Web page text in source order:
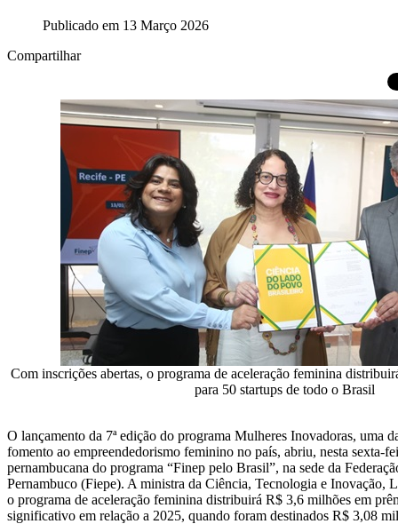
Publicado em 13 Março 2026
Compartilhar
Com inscrições abertas, o programa de aceleração feminina
para 50 startups de todo o Brasil
O lançamento da 7ª edição do programa Mulheres Inovadoras, uma
fomento ao empreendedorismo feminino no país, abriu, nesta sexta-
pernambucana do programa “Finep pelo Brasil”, na sede da
Pernambuco (Fiepe). A ministra da Ciência, Tecnologia e Inovação,
o programa de aceleração feminina distribuirá R$ 3,6 milhões em
significativo em relação a 2025, quando foram destinados R$ 3,08